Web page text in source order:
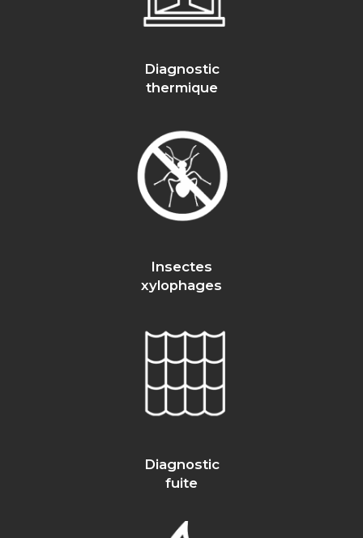
Diagnostic
thermique
Insectes
xylophages
Diagnostic
fuite